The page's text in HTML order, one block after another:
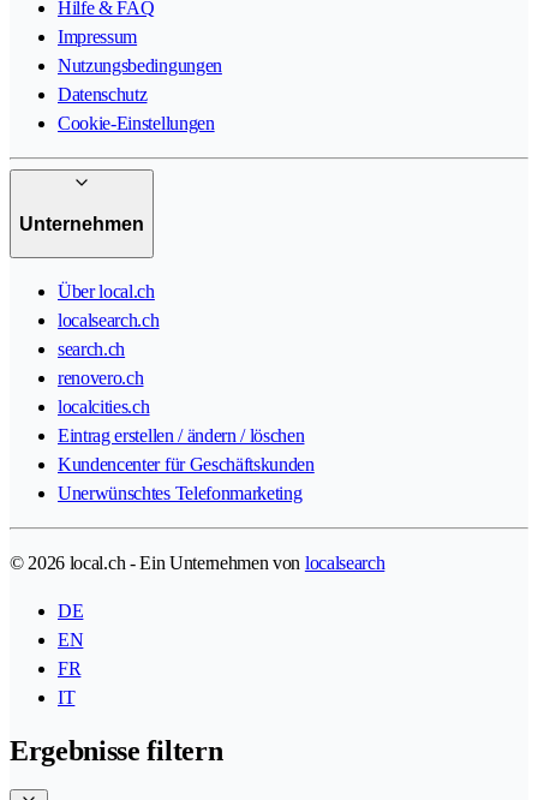
Hilfe & FAQ
Impressum
Nutzungsbedingungen
Datenschutz
Cookie-Einstellungen
Unternehmen
Über local.ch
localsearch.ch
search.ch
renovero.ch
localcities.ch
Eintrag erstellen / ändern / löschen
Kundencenter für Geschäftskunden
Unerwünschtes Telefonmarketing
© 2026 local.ch - Ein Unternehmen von localsearch
DE
EN
FR
IT
Ergebnisse filtern